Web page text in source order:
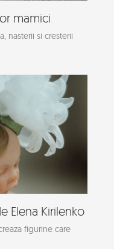
mamici
nasterii si cresterii
Elena Kirilenko
figurine care